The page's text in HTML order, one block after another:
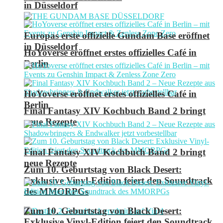
in Düsseldorf
HoYoverse eröffnet erstes offizielles Café in
Berlin
Final Fantasy XIV Kochbuch Band 2 bringt
neue Rezepte
Zum 10. Geburtstag von Black Desert:
Exklusive Vinyl-Edition feiert den Soundtrack
des MMORPGs
Europas erste offizielle Gundam Base eröffnet
in Düsseldorf
HoYoverse eröffnet erstes offizielles Café in
Berlin
Final Fantasy XIV Kochbuch Band 2 bringt
neue Rezepte
Zum 10. Geburtstag von Black Desert: